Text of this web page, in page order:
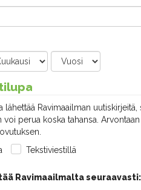
lähettää Ravimaailman uutiskirjeitä,
voi perua koska tahansa.
Tekstiviestillä
Ravimaailmalta seuraavasti: